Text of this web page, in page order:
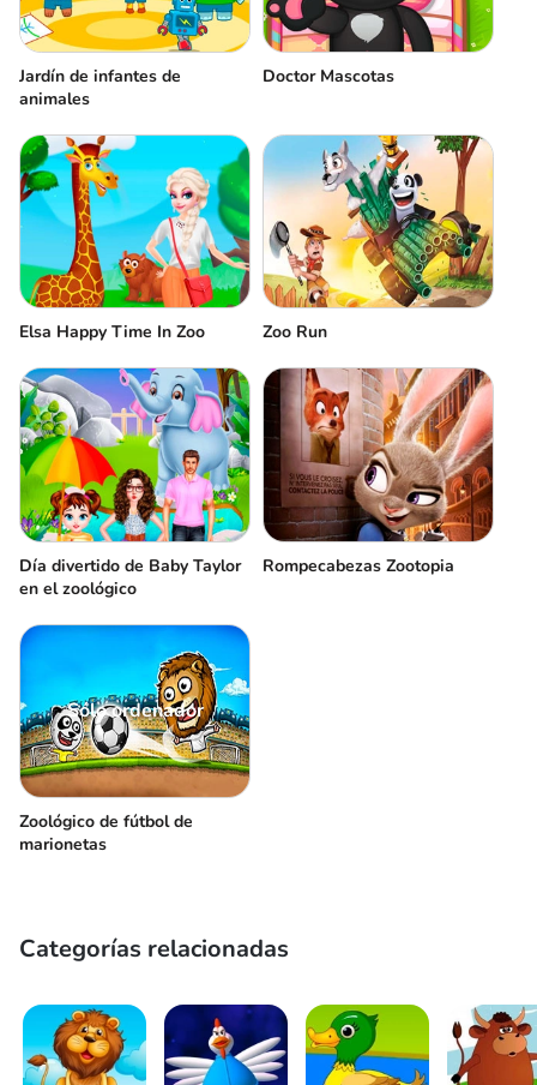
Jardín de infantes de
animales
Doctor Mascotas
Elsa Happy Time In Zoo Zoo Run
Día divertido de Baby Taylor
en el zoológico
Rompecabezas Zootopia
Sólo ordenador
Zoológico de fútbol de
marionetas
Categorías relacionadas